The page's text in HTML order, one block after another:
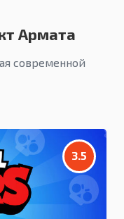
Армата
современной
3.5